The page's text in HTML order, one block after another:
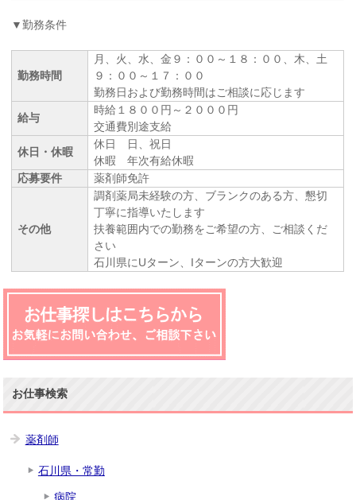
▼勤務条件
勤務時間
月、火、水、金９：００～１８：００、木、土
９：００～１７：００
勤務日および勤務時間はご相談に応じます
給与
時給１８００円～２０００円
交通費別途支給
休日・休暇
休日 日、祝日
休暇 年次有給休暇
応募要件
薬剤師免許
その他
調剤薬局未経験の方、ブランクのある方、懇切
丁寧に指導いたします
扶養範囲内での勤務をご希望の方、ご相談くだ
さい
石川県にUターン、Iターンの方大歓迎
お仕事検索
薬剤師
石川県・常勤
病院